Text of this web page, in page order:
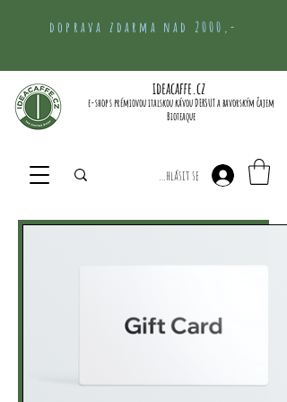
doprava zdarma nad 2000,-
e-shop s prémiovou italskou kávou DERSUT a bavorským čajem
Bioteaque
Přihlásit se
ideacaffe.cz